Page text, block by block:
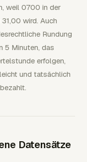
weil 0700 in der
wird. Auch
Rundung
5 Minuten, das
erfolgen,
und tatsächlich
Datensätze